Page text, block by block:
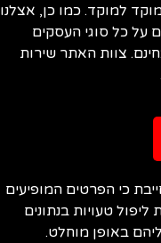
למוקד. כמו כן, אצלנו
כל סוגי העסקים
צוות האתר שירות
כי הפרטים המופיעים
טעויות בנתונים
באופן מוחלט.